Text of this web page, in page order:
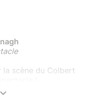
la scène du Colbert